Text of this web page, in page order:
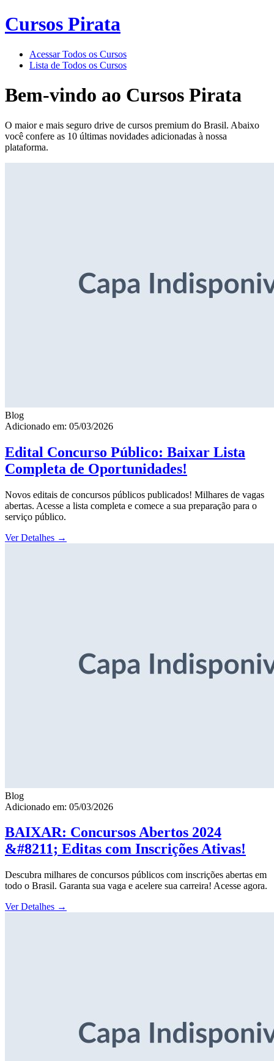
Cursos Pirata
Acessar Todos os Cursos
Lista de Todos os Cursos
Bem-vindo ao Cursos Pirata
O maior e mais seguro drive de cursos premium do Brasil. Abaixo
você confere as 10 últimas novidades adicionadas à nossa
plataforma.
Blog
Adicionado em: 05/03/2026
Edital Concurso Público: Baixar Lista
Completa de Oportunidades!
Novos editais de concursos públicos publicados! Milhares de vagas
abertas. Acesse a lista completa e comece a sua preparação para o
serviço público.
Ver Detalhes →
Blog
Adicionado em: 05/03/2026
BAIXAR: Concursos Abertos 2024
&#8211; Editas com Inscrições Ativas!
Descubra milhares de concursos públicos com inscrições abertas em
todo o Brasil. Garanta sua vaga e acelere sua carreira! Acesse agora.
Ver Detalhes →